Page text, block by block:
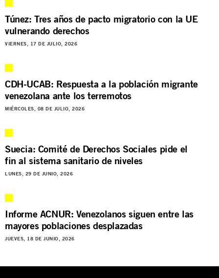
Túnez: Tres años de pacto migratorio con la UE
vulnerando derechos
VIERNES, 17 DE JULIO, 2026
CDH-UCAB: Respuesta a la población migrante
venezolana ante los terremotos
MIÉRCOLES, 08 DE JULIO, 2026
Suecia: Comité de Derechos Sociales pide el
fin al sistema sanitario de niveles
LUNES, 29 DE JUNIO, 2026
Informe ACNUR: Venezolanos siguen entre las
mayores poblaciones desplazadas
JUEVES, 18 DE JUNIO, 2026